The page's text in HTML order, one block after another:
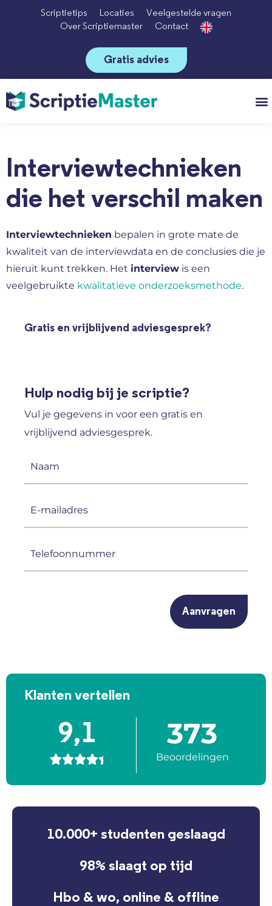
Scriptietips Locaties
Veelgestelde vragen
Over Scriptiemaster
Contact
Gratis advies
Interviewtechnieken
die het verschil maken
Interviewtechnieken bepalen in grote mate de
kwaliteit van de interviewdata en de conclusies die je
hieruit kunt trekken. Het interview is een
veelgebruikte kwalitatieve onderzoeksmethode.
Gratis en vrijblijvend adviesgesprek?
Hulp nodig bij je scriptie?
Vul je gegevens in voor een gratis en
vrijblijvend adviesgesprek.
Klanten vertellen
9,1

373
Beoordelingen
10.000+ studenten geslaagd
98% slaagt op tijd
Hbo & wo, online & offline